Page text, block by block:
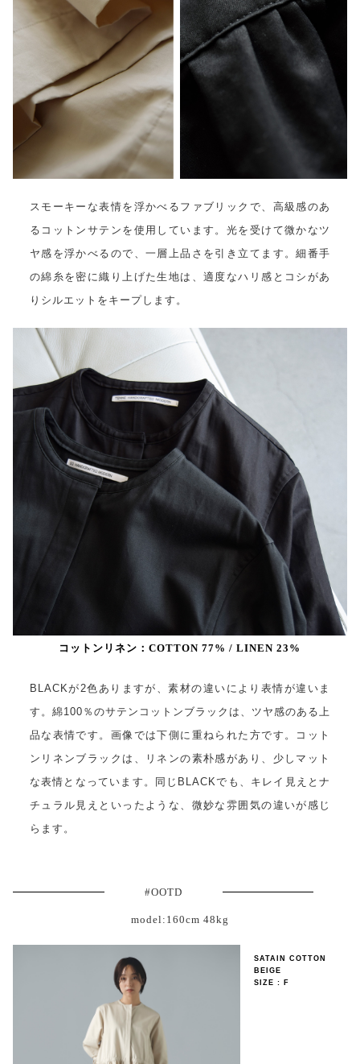
スモーキーな表情を浮かべるファブリックで、高級感のあ
るコットンサテンを使用しています。光を受けて微かなツ
ヤ感を浮かべるので、一層上品さを引き立てます。細番手
の綿糸を密に織り上げた生地は、適度なハリ感とコシがあ
りシルエットをキープします。
コットンリネン：COTTON 77% / LINEN 23%
BLACKが2色ありますが、素材の違いにより表情が違いま
す。綿100％のサテンコットンブラックは、ツヤ感のある上
品な表情です。画像では下側に重ねられた方です。コット
ンリネンブラックは、リネンの素朴感があり、少しマット
な表情となっています。同じBLACKでも、キレイ見えとナ
チュラル見えといったような、微妙な雰囲気の違いが感じ
らます。
#OOTD
model:160cm 48kg
SATAIN COTTON
BEIGE
SIZE : F